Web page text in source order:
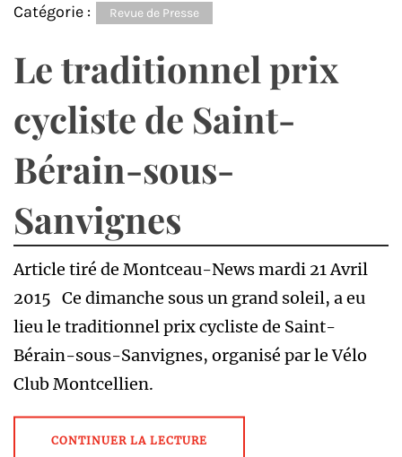
Catégorie : Revue de Presse
Le traditionnel prix
cycliste de Saint-
Bérain-sous-
Sanvignes
Article tiré de Montceau-News mardi 21 Avril
2015 Ce dimanche sous un grand soleil, a eu
lieu le traditionnel prix cycliste de Saint-
Bérain-sous-Sanvignes, organisé par le Vélo
Club Montcellien.
CONTINUER LA LECTURE